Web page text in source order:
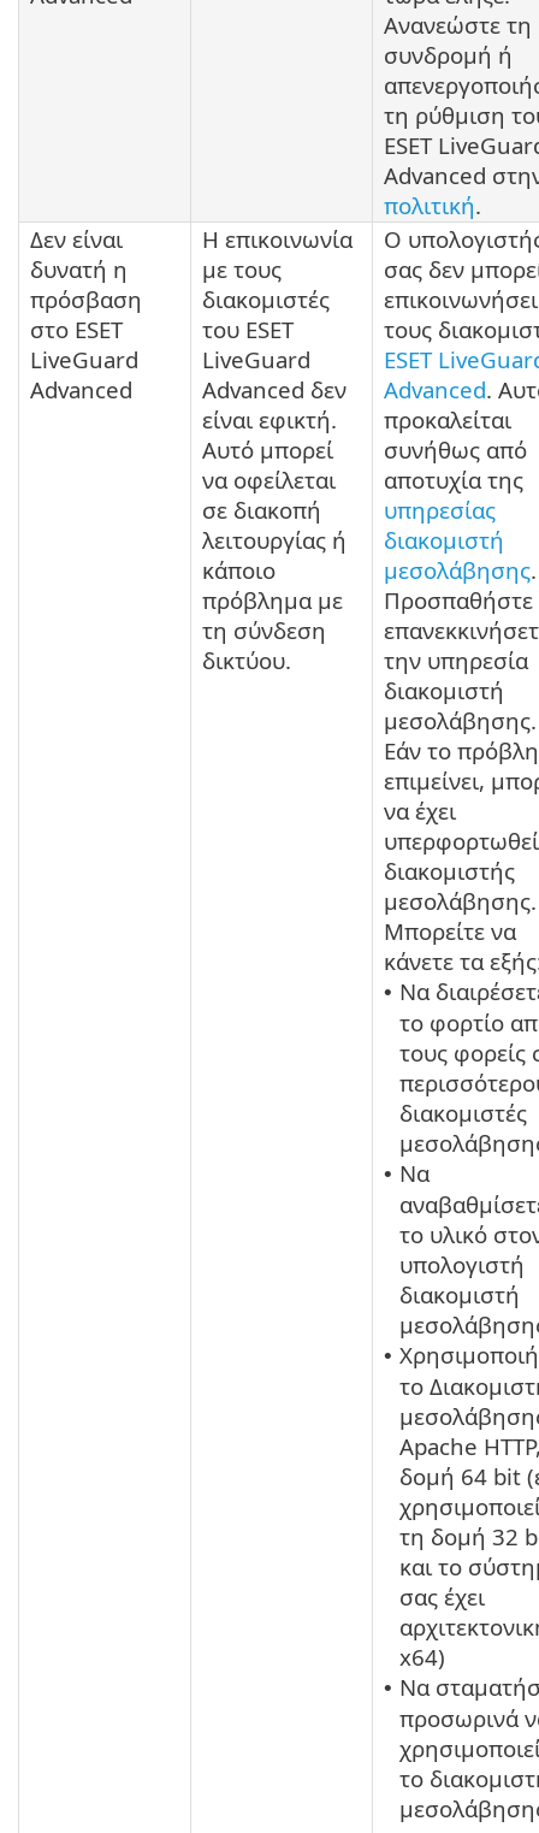
Ανανεώστε τη
συνδρομή ή
τη ρύθμιση
ESET
Advanced
πολιτική.
Δεν είναι
δυνατή η
πρόσβαση
στο ESET
LiveGuard
Advanced
Η επικοινωνία
με τους
διακομιστές
του ESET
LiveGuard
Advanced δεν
είναι εφικτή.
Αυτό μπορεί
να οφείλεται
σε διακοπή
λειτουργίας ή
κάποιο
πρόβλημα με
τη σύνδεση
δικτύου.
Ο
σας δεν
τους
ESET
Advanced.
προκαλείται
συνήθως από
αποτυχία της
υπηρεσίας
διακομιστή
μεσολάβησης.
Προσπαθήστε
την υπηρεσία
διακομιστή
μεσολάβησης.
Εάν το
επιμείνει,
να έχει
διακομιστής
μεσολάβησης.
Μπορείτε να
κάνετε τα
• Να
το φορτίο
τους φορείς
διακομιστές
• Να
το υλικό
υπολογιστή
διακομιστή
•
το
Apache
δομή 64 bit
τη δομή 32
και το
σας έχει
x64)
• Να
προσωρινά
το